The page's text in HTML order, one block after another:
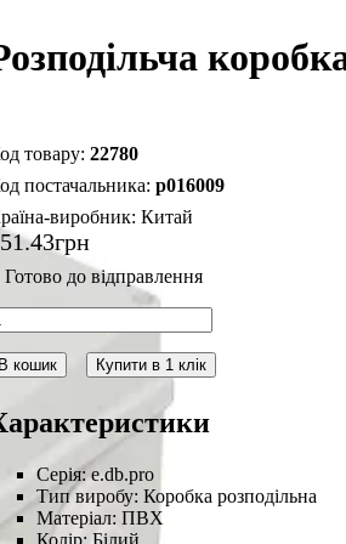
22780
p016009
виробник:Китай
.43грн
кошик Купити в 1 клік
Серія:e.db.pro
Тип виробу:Коробка розподільна
Матеріал:ПВХ
Колір:Білий